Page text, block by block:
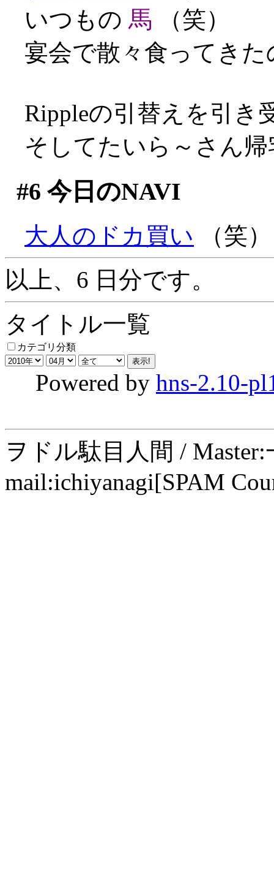
いつもの 馬 （笑）
宴会で散々食ってき
Rippleの引替えを引き
そしてたいら～さん
#6 今日のNAVI
大人のドカ買い （笑）
以上、6 日分です。
タイトル一覧
カテゴリ分類
Powered by hns-2.10-
ヲドル駄目人間 /
mail:ichiyanagi[SPAM